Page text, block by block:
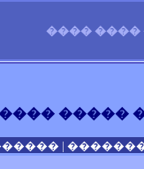
���� ����
�����
|